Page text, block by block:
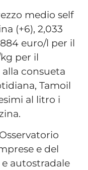
medio self
(+6), 2,033
euro/l per il
per il
consueta
Tamoil
al litro i
e del
autostradale